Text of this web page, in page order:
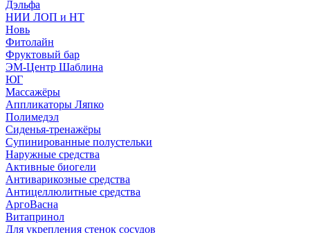
Дэльфа
НИИ ЛОП и НТ
Новь
Фитолайн
Фруктовый бар
ЭМ-Центр Шаблина
ЮГ
Массажёры
Аппликаторы Ляпко
Полимедэл
Сиденья-тренажёры
Супинированные полустельки
Наружные средства
Активные биогели
Антиварикозные средства
Антицеллюлитные средства
АргоВасна
Витапринол
Для укрепления стенок сосудов